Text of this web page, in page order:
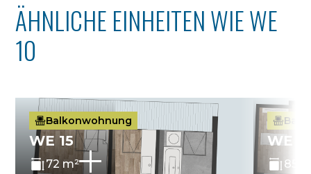
ÄHNLICHE EINHEITEN WIE WE
10
WE 15
72 m²
Balkonwohnung
WE
85